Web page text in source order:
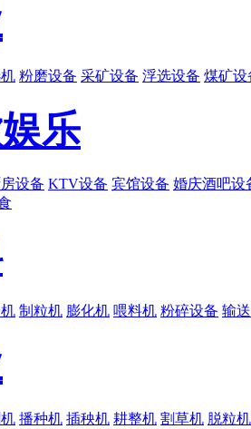
粉磨设备 采矿设备 浮选设备 煤矿设
乐
设备 KTV设备 宾馆设备 婚庆酒吧设
制粒机 膨化机 喂料机 粉碎设备 输
播种机 插秧机 耕整机 割草机 脱粒机